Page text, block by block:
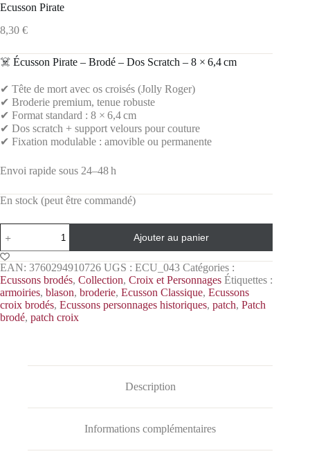
Ecusson Pirate
8,30 €
‍☠️ Écusson Pirate – Brodé – Dos Scratch – 8 × 6,4 cm
✔ Tête de mort avec os croisés (Jolly Roger)
✔ Broderie premium, tenue robuste
✔ Format standard : 8 × 6,4 cm
✔ Dos scratch + support velours pour couture
✔ Fixation modulable : amovible ou permanente
Envoi rapide sous 24–48 h
En stock (peut être commandé)
Ajouter au panier
EAN: 3760294910726 UGS : ECU_043 Catégories :
Ecussons brodés, Collection, Croix et Personnages Étiquettes :
armoiries, blason, broderie, Ecusson Classique, Ecussons
croix brodés, Ecussons personnages historiques, patch, Patch
brodé, patch croix
Description
Informations complémentaires